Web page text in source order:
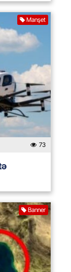
Manşet
73
Banner